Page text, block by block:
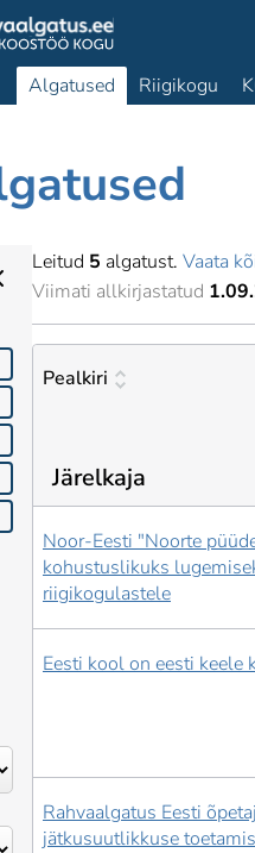
Algatused Riigikogu
Leitud 5 algatust. Vaata
Viimati allkirjastatud
Pealkiri
Järelkaja
Noor-Eesti "Noorte
kohustuslikuks
riigikogulastele
Eesti kool on eesti keele
Rahvaalgatus Eesti
jätkusuutlikkuse